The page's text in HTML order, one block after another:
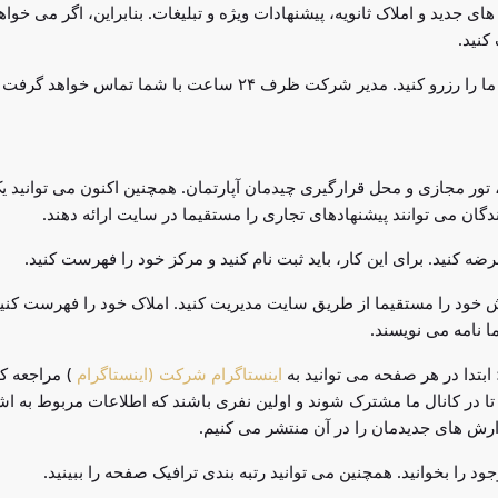
و املاک ثانویه، پیشنهادات ویژه و تبلیغات. بنابراین، اگر می
اگر می خواهید به شمال قبرس بیایید و ملک را ببینید، می توانید تور بازدید ما
مجازی و محل قرارگیری چیدمان آپارتمان. همچنین اکنون می
می توانند پیشنهادهای تجاری را مستقیما در سایت ارائه دهند.
کنید. برای این کار، باید ثبت نام کنید و مرکز خود را فهرست کنید.
خود را مستقیما از طریق سایت مدیریت کنید. املاک خود را فهرست
نامه می نویسند.
در هر صفحه می توانید به اینستاگرام شرکت (اینستاگرام ) مراجعه
در کانال ما مشترک شوند و اولین نفری باشند که اطلاعات مربوط به
های جدیدمان را در آن منتشر می کنیم.
بخوانید. همچنین می توانید رتبه بندی ترافیک صفحه را ببینید.